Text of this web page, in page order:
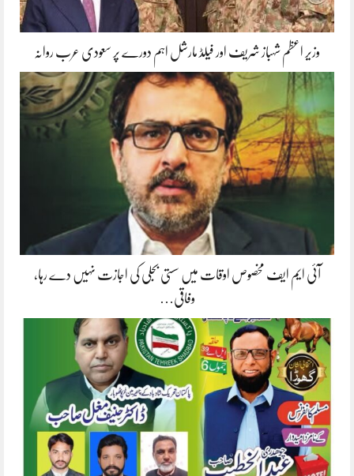
وزیر اعظم شہباز شریف اور فیلڈ مارشل اہم دورے پر سعودی عرب روانہ
آئی ایم ایف مخصوص اوقات میں سستی بجلی کی اجازت نہیں دے رہا،
وفاقی…